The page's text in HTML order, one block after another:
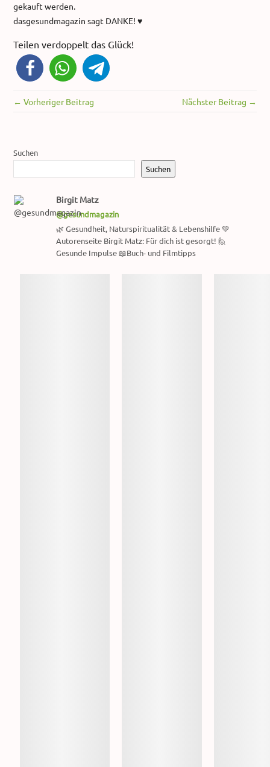
gekauft werden.
dasgesundmagazin sagt DANKE! ♥
Teilen verdoppelt das Glück!
← Vorheriger Beitrag Nächster Beitrag →
Suchen
Suchen
Birgit Matz
@gesundmagazin
🌿 Gesundheit, Naturspiritualität & Lebenshilfe 💚
Autorenseite Birgit Matz: Für dich ist gesorgt! 🙋
Gesunde Impulse 📖Buch- und Filmtipps